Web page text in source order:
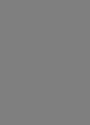
nueva
nueva
nueva